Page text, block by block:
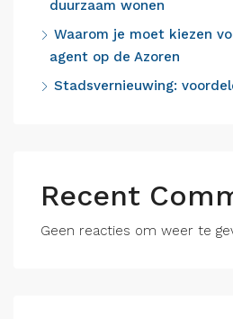
duurzaam wonen
Waarom je moet kiezen
agent op de Azoren
Stadsvernieuwing:
Recent
Geen reacties om weer te